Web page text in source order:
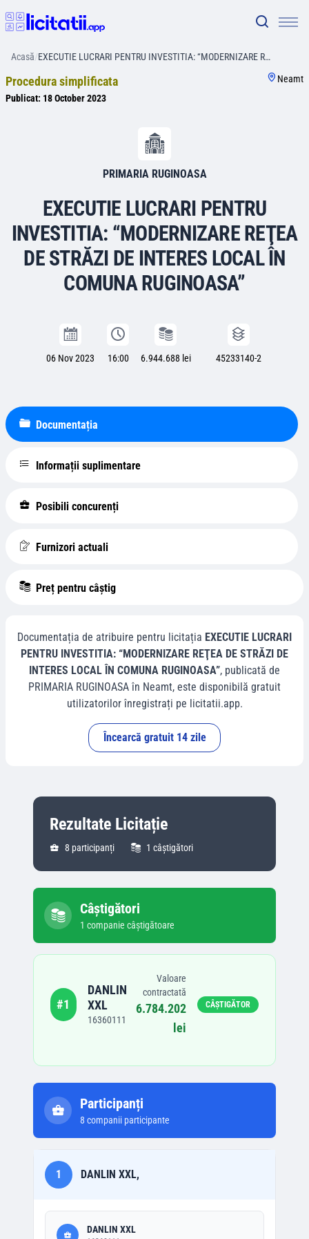
Acasă/EXECUTIE LUCRARI PENTRU INVESTITIA: “MODERNIZARE R…
Procedura simplificata
Publicat: 18 October 2023
Neamt
PRIMARIA RUGINOASA
EXECUTIE LUCRARI PENTRU
INVESTITIA: “MODERNIZARE REŢEA
DE STRĂZI DE INTERES LOCAL ÎN
COMUNA RUGINOASA”
06 Nov 2023 16:00 6.944.688 lei 45233140-2
Documentația
Informații suplimentare
Posibili concurenți
Furnizori actuali
Preț pentru câștig
Documentația de atribuire pentru licitația EXECUTIE LUCRARI
PENTRU INVESTITIA: “MODERNIZARE REŢEA DE STRĂZI DE
INTERES LOCAL ÎN COMUNA RUGINOASA”, publicată de
PRIMARIA RUGINOASA în Neamt, este disponibilă gratuit
utilizatorilor înregistrați pe licitatii.app.
Încearcă gratuit 14 zile
Rezultate Licitație
8 participanți 1 câștigători
Câștigători
1 companie câștigătoare
#1
DANLIN
XXL
16360111
Valoare
contractată
6.784.202
lei
CÂȘTIGĂTOR
Participanți
8 companii participante
1 DANLIN XXL,
DANLIN XXL